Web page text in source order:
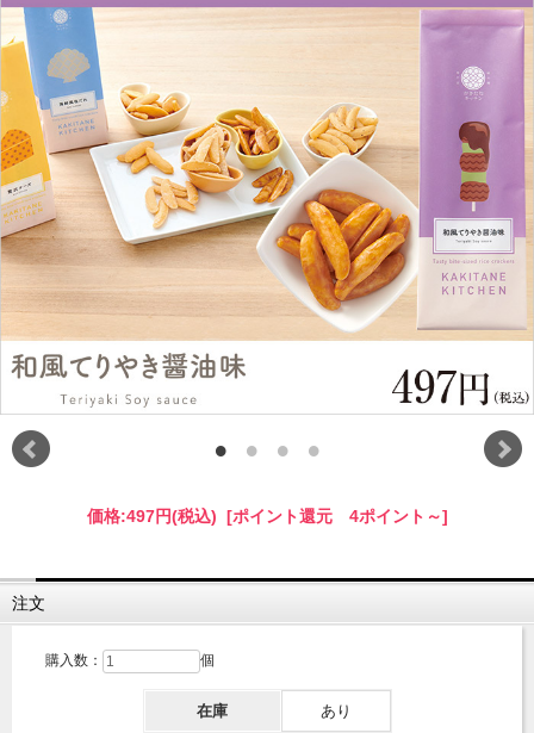
価格:497円(税込) [ポイント還元 4ポイント～]
注文
購入数： 個
在庫 あり